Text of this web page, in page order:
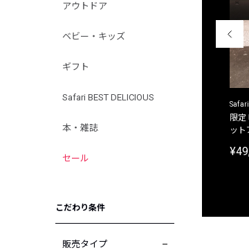
アウトドア
ベビー・キッズ
ギフト
Safari BEST DELICIOUS
本・雑誌
セール
こだわり条件
販売タイプ
Safari
限定
ット